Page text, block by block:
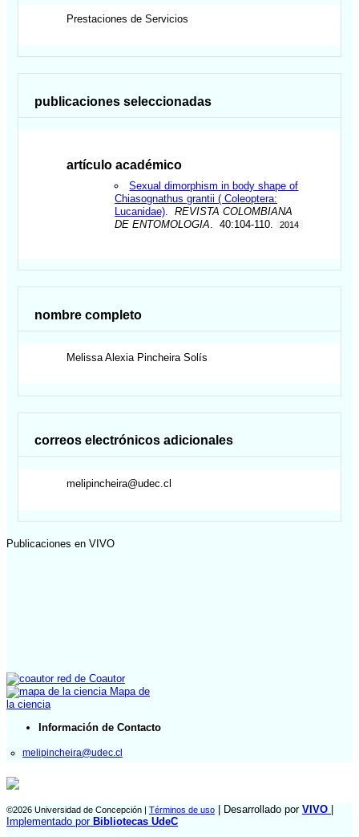
Prestaciones de Servicios
publicaciones seleccionadas
artículo académico
Sexual dimorphism in body shape of
Chiasognathus grantii ( Coleoptera:
Lucanidae) .REVISTA COLOMBIANA
DE ENTOMOLOGIA . 40:104-110. 2014
nombre completo
Melissa Alexia Pincheira Solís
correos electrónicos adicionales
melipincheira@udec.cl
Publicaciones en VIVO
red de Coautor
Mapa de
la ciencia
Información de Contacto
melipincheira@udec.cl
©2026 Universidad de Concepción | Términos de uso | Desarrollado por VIVO
Implementado por Bibliotecas UdeC